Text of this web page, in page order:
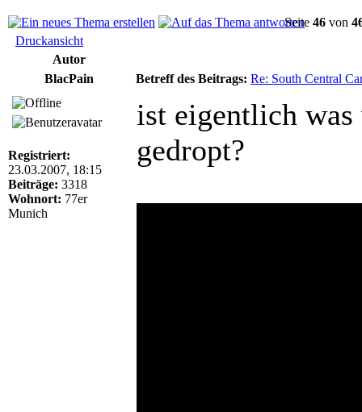
Seite 46 von
Druckansicht
Autor
BlacPain
Betreff des Beitrags: Re: South Central
Registriert:
23.03.2007, 18:15
Beiträge: 3318
Wohnort: 77er
Munich
ist eigentlich
gedropt?